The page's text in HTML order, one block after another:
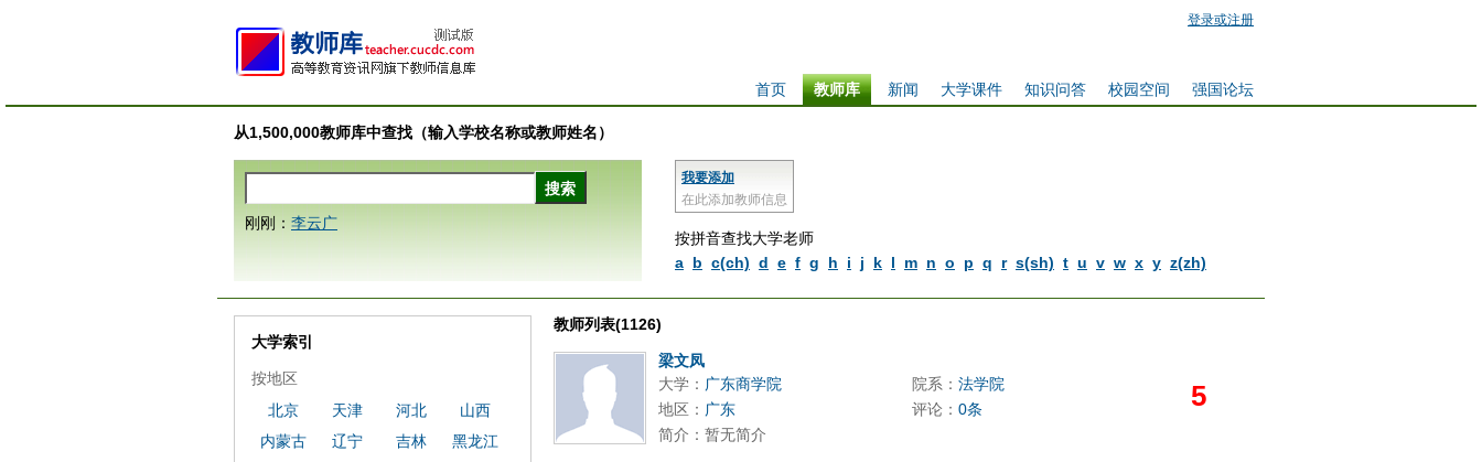
登录或注册
强国论坛
校园空间
知识问答
大学课件
新闻
教师库
首页
从1,500,000教师库中查找（输入学校名称或教师姓名）
我要添加
在此添加教师信息
按拼音查找大学老师
a b c(ch) d e f g h i j k l m n o p q r s(sh) t u v w x y z(zh)
刚刚： 李云广
教师列表(1126)
梁文凤
大学： 广东商学院 院系： 法学院 5
地区： 广东 评论： 0条
简介：暂无简介
大学索引
按地区
北京
天津 河北
山西
内蒙古
辽宁 吉林
黑龙江